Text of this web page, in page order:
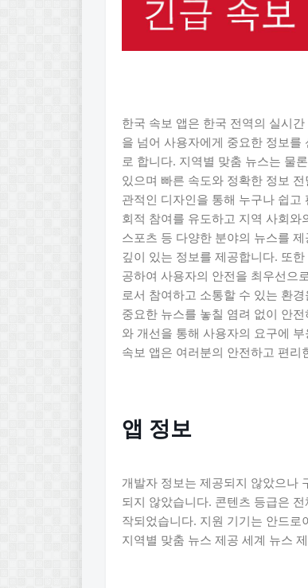
한국 속보 앱은 한국 전역의 실시
을 넘어 사용자에게 중요한 정보
로 합니다. 지역별 맞춤 뉴스는 물
있으며 빠른 속도와 정확한 정보
관적인 디자인을 통해 누구나 쉽
회적 참여를 유도하고 지역 사회
스포츠 등 다양한 분야의 뉴스를
깊이 있는 정보를 제공합니다. 또
공하여 사용자의 안전을 최우선으
로서 참여하고 소통할 수 있는 환
중요한 뉴스를 놓칠 염려 없이 안
와 개선을 통해 사용자의 요구에
속보 앱은 여러분의 안전하고 편
앱 정보
개발자 정보는 제공되지 않았으나
되지 않았습니다. 콘텐츠 등급은
작되었습니다. 지원 기기는 안드
지역별 맞춤 뉴스 제공 세계 뉴스